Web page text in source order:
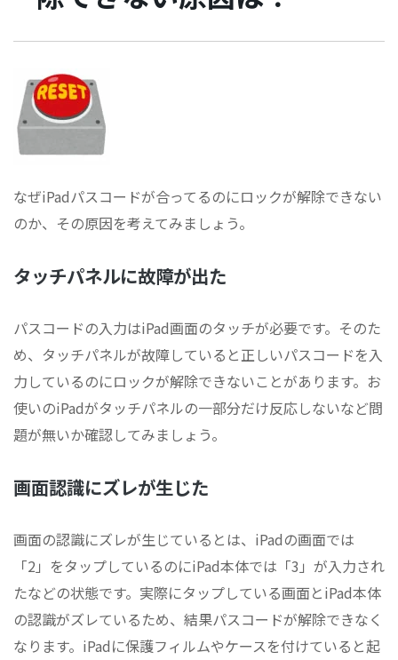
なぜiPadパスコードが合ってるのにロックが解除できない
のか、その原因を考えてみましょう。
タッチパネルに故障が出た
パスコードの入力はiPad画面のタッチが必要です。そのた
め、タッチパネルが故障していると正しいパスコードを入
力しているのにロックが解除できないことがあります。お
使いのiPadがタッチパネルの一部分だけ反応しないなど問
題が無いか確認してみましょう。
画面認識にズレが生じた
画面の認識にズレが生じているとは、iPadの画面では
「2」をタップしているのにiPad本体では「3」が入力され
たなどの状態です。実際にタップしている画面とiPad本体
の認識がズレているため、結果パスコードが解除できなく
なります。iPadに保護フィルムやケースを付けていると起